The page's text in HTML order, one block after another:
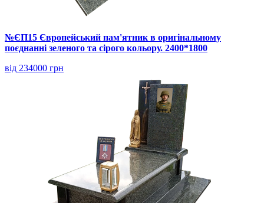
№ЄП15 Європейський пам'ятник в оригінальному
поєднанні зеленого та сірого кольору. 2400*1800
від 234000 грн